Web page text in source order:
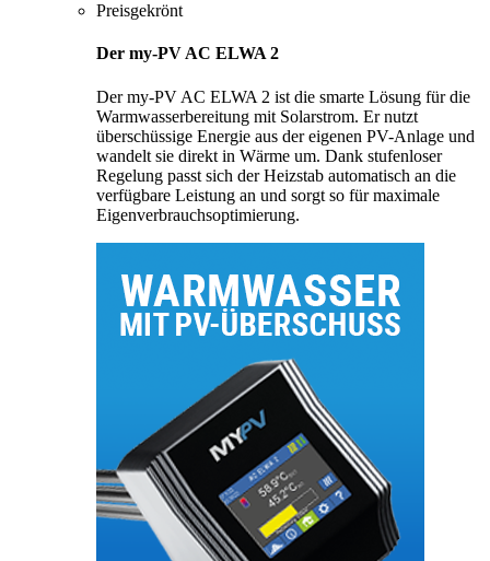
Preisgekrönt
Der my-PV AC ELWA 2
Der my-PV AC ELWA 2 ist die smarte Lösung für die
Warmwasserbereitung mit Solarstrom. Er nutzt
überschüssige Energie aus der eigenen PV-Anlage und
wandelt sie direkt in Wärme um. Dank stufenloser
Regelung passt sich der Heizstab automatisch an die
verfügbare Leistung an und sorgt so für maximale
Eigenverbrauchsoptimierung.